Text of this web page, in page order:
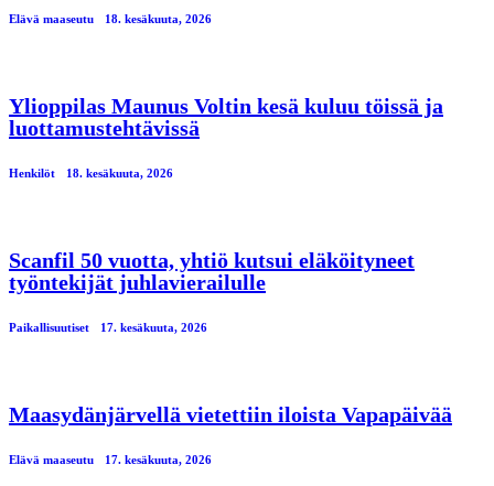
Elävä maaseutu 18. kesäkuuta, 2026
Ylioppilas Maunus Voltin kesä kuluu töissä ja
luottamustehtävissä
Henkilöt 18. kesäkuuta, 2026
Scanfil 50 vuotta, yhtiö kutsui eläköityneet
työntekijät juhlavierailulle
Paikallisuutiset 17. kesäkuuta, 2026
Maasydänjärvellä vietettiin iloista Vapapäivää
Elävä maaseutu 17. kesäkuuta, 2026